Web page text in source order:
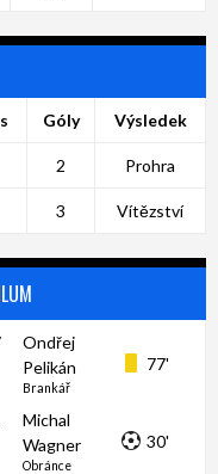
Góly Výsledek
2 Prohra
3 Vítězství
Ondřej
Pelikán
Brankář
77'
Michal
Wagner
Obránce
30'